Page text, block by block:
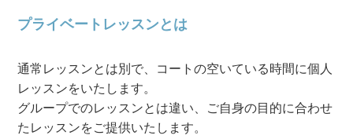
プライベートレッスンとは
通常レッスンとは別で、コートの空いている時間に個人
レッスンをいたします。
グループでのレッスンとは違い、ご自身の目的に合わせ
たレッスンをご提供いたします。